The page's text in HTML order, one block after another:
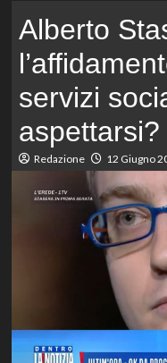
Alberto
servizi
aspettarsi?
Redazione 12 Giugno